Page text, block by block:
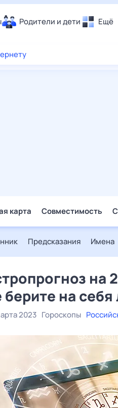
Родители и дети Ещё
Еда
карта Совместимость
Предсказания Имена
на
берите на
2023 Гороскопы